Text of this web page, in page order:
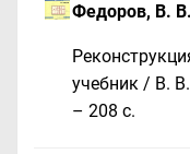
Федоров, В. В.
учебник / В.
– 208 с.